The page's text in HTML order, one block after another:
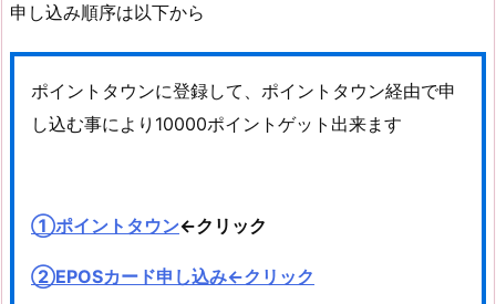
申し込み順序は以下から
ポイントタウンに登録して、ポイントタウン経由で申
し込む事により10000ポイントゲット出来ます
①ポイントタウン←クリック
②EPOSカード申し込み←クリック